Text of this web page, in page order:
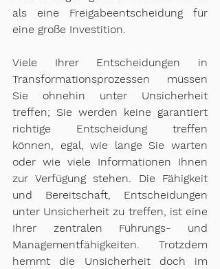
als eine Freigabeentscheidung für
eine große Investition.
Viele Ihrer Entscheidungen in
Transformationsprozessen müssen
Sie ohnehin unter Unsicherheit
treffen; Sie werden keine garantiert
richtige Entscheidung treffen
können, egal, wie lange Sie warten
oder wie viele Informationen Ihnen
zur Verfügung stehen. Die Fähigkeit
und Bereitschaft, Entscheidungen
unter Unsicherheit zu treffen, ist eine
Ihrer zentralen Führungs- und
Managementfähigkeiten. Trotzdem
hemmt die Unsicherheit doch im